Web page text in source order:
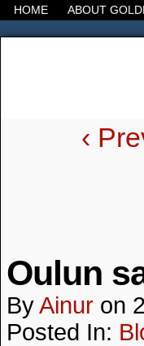
HOME ABOUT
‹
Oulun
ByAinur on
Posted In: